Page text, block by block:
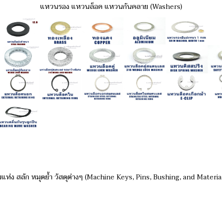
แหวนรอง แหวนล็อค แหวนกันคลาย (Washers)
ท่ง สลัก หมุดย้ำ วัสดุต่างๆ (Machine Keys, Pins, Bushing, and